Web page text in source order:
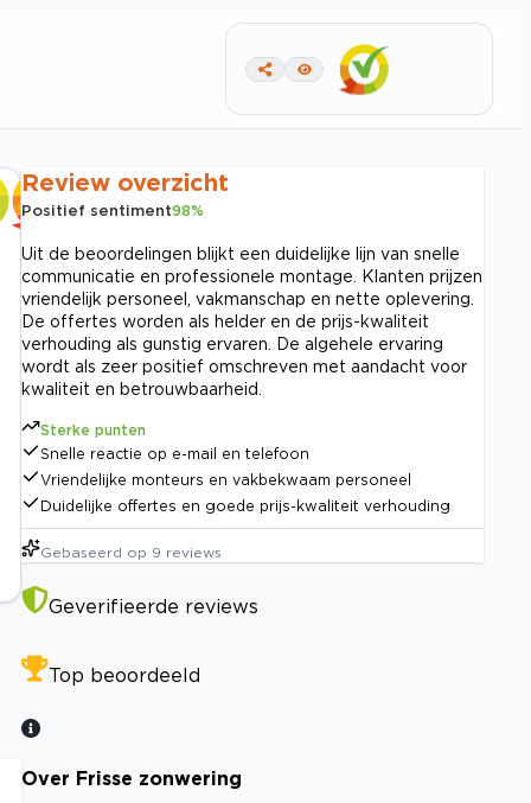
Review overzicht
Positief sentiment98%
Uit de beoordelingen blijkt een duidelijke lijn van snelle
communicatie en professionele montage. Klanten prijzen
vriendelijk personeel, vakmanschap en nette oplevering.
De offertes worden als helder en de prijs-kwaliteit
verhouding als gunstig ervaren. De algehele ervaring
wordt als zeer positief omschreven met aandacht voor
kwaliteit en betrouwbaarheid.
Sterke punten
Snelle reactie op e-mail en telefoon
Vriendelijke monteurs en vakbekwaam personeel
Duidelijke offertes en goede prijs-kwaliteit verhouding
Gebaseerd op 9 reviews
Geverifieerde reviews
Top beoordeeld
Over Frisse zonwering